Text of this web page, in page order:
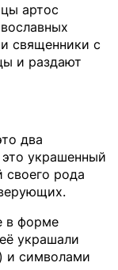
артос
священники с
и раздают
два
украшенный
рода
в форме
украшали
и символами